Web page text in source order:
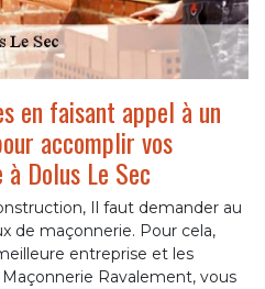
en faisant appel à un
accomplir vos
Dolus Le Sec
Il faut demander au
de maçonnerie. Pour cela,
entreprise et les
Ravalement, vous